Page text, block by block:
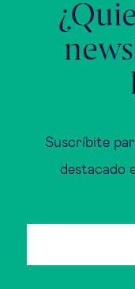
Suscríbite
destacado